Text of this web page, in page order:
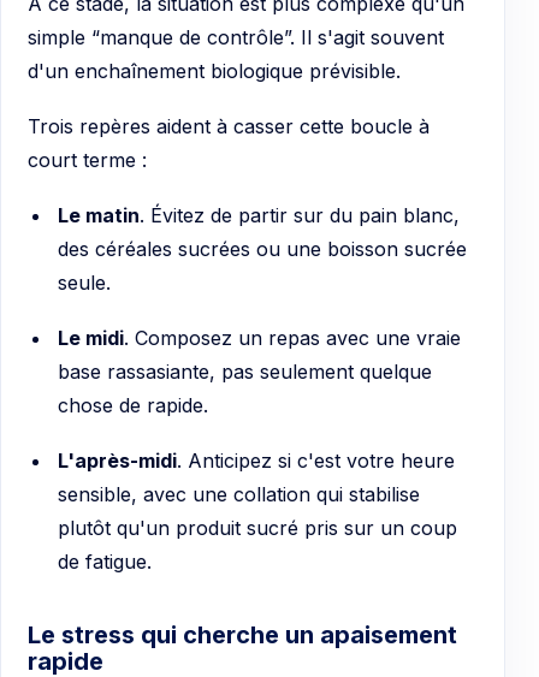
simple “manque de contrôle”. Il s'agit souvent
d'un enchaînement biologique prévisible.
Trois repères aident à casser cette boucle à
court terme :
Le matin. Évitez de partir sur du pain blanc,
des céréales sucrées ou une boisson sucrée
seule.
Le midi. Composez un repas avec une vraie
base rassasiante, pas seulement quelque
chose de rapide.
L'après-midi. Anticipez si c'est votre heure
sensible, avec une collation qui stabilise
plutôt qu'un produit sucré pris sur un coup
de fatigue.
Le stress qui cherche un apaisement
rapide